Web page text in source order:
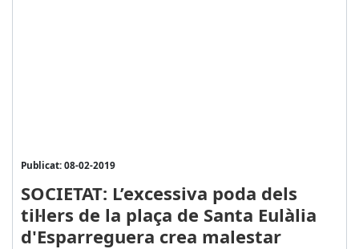
Publicat: 08-02-2019
SOCIETAT: L’excessiva poda dels
til·lers de la plaça de Santa Eulàlia
d'Esparreguera crea malestar